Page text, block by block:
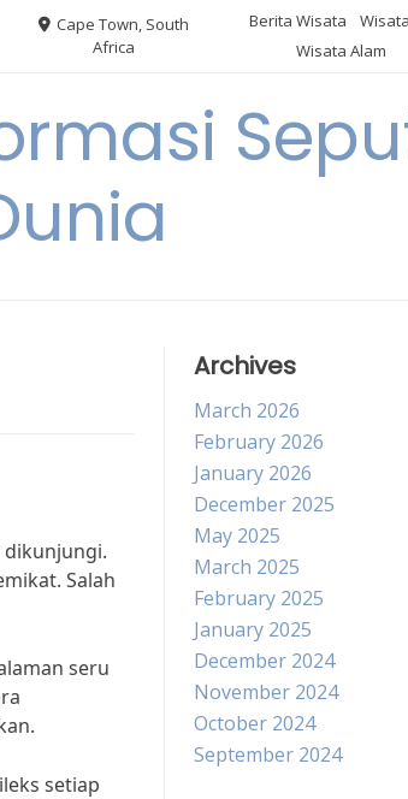
Cape Town, South
Africa
Berita Wisata
Wisata Alam
dikunjungi.
Salah
seru
setiap
Archives
March 2026
February 2026
January 2026
December 2025
May 2025
March 2025
February 2025
January 2025
December 2024
November 2024
October 2024
September 2024